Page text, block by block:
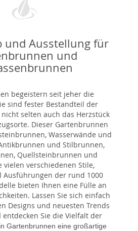
und Ausstellung für
und
begeistern seit jeher die
sind fester Bestandteil der
selten auch das Herzstück
Dieser Gartenbrunnen
Wasserwände und
und Stilbrunnen,
Quellsteinbrunnen und
vielen verschiedenen Stile,
Ausführungen der rund 1000
bieten Ihnen eine Fülle an
Lassen Sie sich einfach
Designs und neuesten Trends
Sie die Vielfalt der
in Gartenbrunnen eine großartige